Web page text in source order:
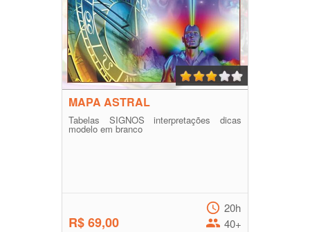
MAPA ASTRAL
Tabelas SIGNOS interpretações dicas
modelo em branco
R$ 69,00
20h
40+